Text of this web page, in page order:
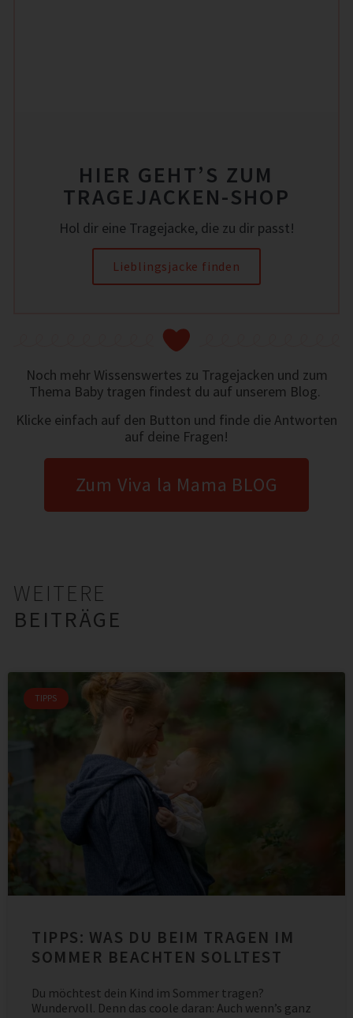
HIER GEHT’S ZUM
TRAGEJACKEN-SHOP
Hol dir eine Tragejacke, die zu dir passt!
Lieblingsjacke finden
Noch mehr Wissenswertes zu Tragejacken und zum
Thema Baby tragen findest du auf unserem Blog.
Klicke einfach auf den Button und finde die Antworten
auf deine Fragen!
Zum Viva la Mama BLOG
WEITERE
BEITRÄGE
TIPPS
TIPPS: WAS DU BEIM TRAGEN IM
SOMMER BEACHTEN SOLLTEST
Du möchtest dein Kind im Sommer tragen?
Wundervoll. Denn das coole daran: Auch wenn’s ganz